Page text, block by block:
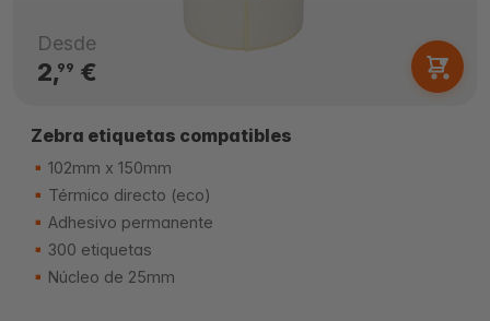
Desde
2,99 €
Zebra etiquetas compatibles
102mm x 150mm
Térmico directo (eco)
Adhesivo permanente
300 etiquetas
Núcleo de 25mm